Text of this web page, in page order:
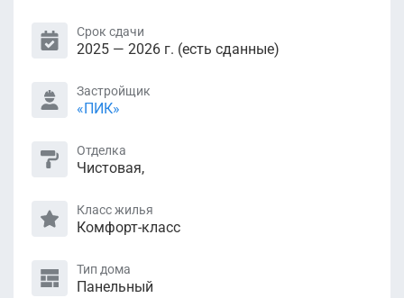
Срок сдачи
2025 — 2026 г. (есть сданные)
Застройщик
«ПИК»
Отделка
Чистовая,
Класс жилья
Комфорт-класс
Тип дома
Панельный